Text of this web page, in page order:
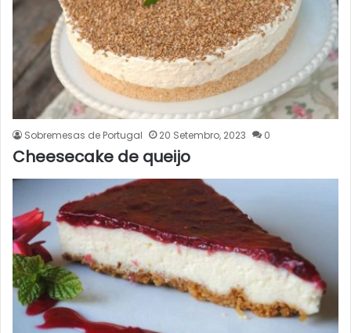
Sobremesas de Portugal 20 Setembro, 2023 0
Cheesecake de queijo